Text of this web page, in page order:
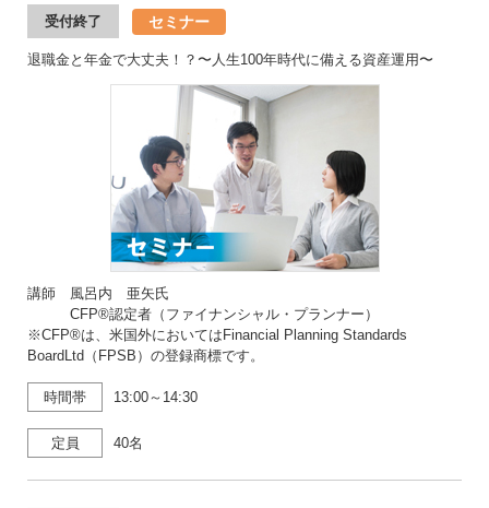
受付終了 セミナー
退職金と年金で大丈夫！？〜人生100年時代に備える資産運用〜
講師 風呂内 亜矢氏
CFP®認定者（ファイナンシャル・プランナー）
※CFP®は、米国外においてはFinancial Planning Standards
BoardLtd（FPSB）の登録商標です。
時間帯 13:00～14:30
定員 40名